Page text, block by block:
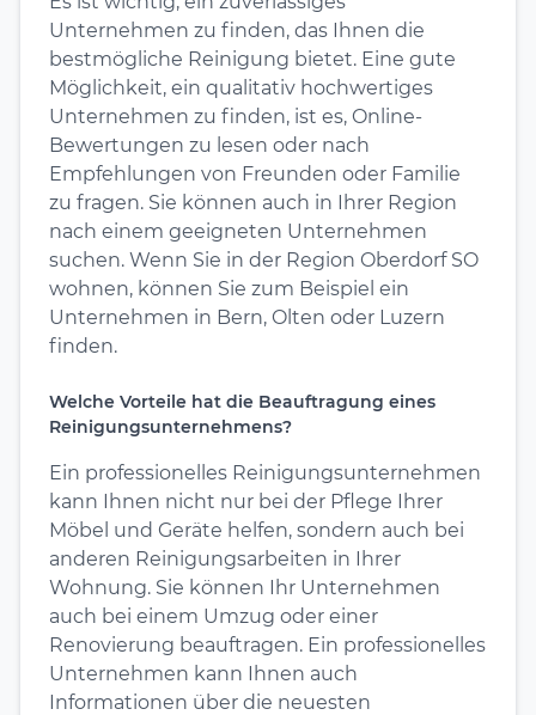
Unternehmen zu finden, das Ihnen die
bestmögliche Reinigung bietet. Eine gute
Möglichkeit, ein qualitativ hochwertiges
Unternehmen zu finden, ist es, Online-
Bewertungen zu lesen oder nach
Empfehlungen von Freunden oder Familie
zu fragen. Sie können auch in Ihrer Region
nach einem geeigneten Unternehmen
suchen. Wenn Sie in der Region Oberdorf SO
wohnen, können Sie zum Beispiel ein
Unternehmen in Bern, Olten oder Luzern
finden.
Welche Vorteile hat die Beauftragung eines
Reinigungsunternehmens?
Ein professionelles Reinigungsunternehmen
kann Ihnen nicht nur bei der Pflege Ihrer
Möbel und Geräte helfen, sondern auch bei
anderen Reinigungsarbeiten in Ihrer
Wohnung. Sie können Ihr Unternehmen
auch bei einem Umzug oder einer
Renovierung beauftragen. Ein professionelles
Unternehmen kann Ihnen auch
Informationen über die neuesten